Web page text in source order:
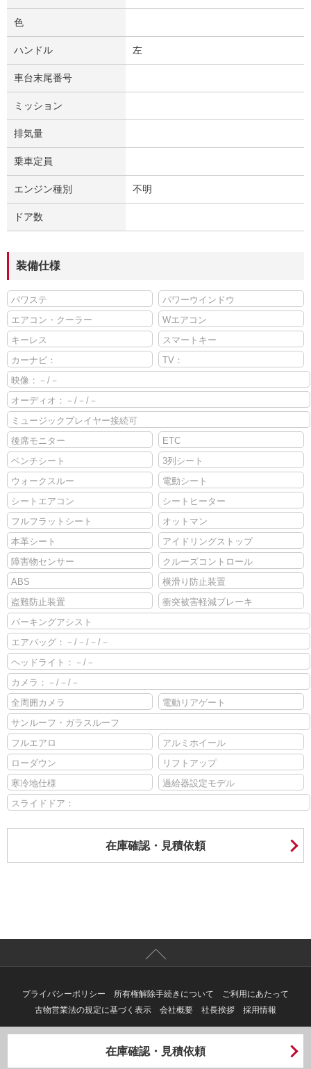
在庫確認・見積依頼
色
ハンドル 左
車台末尾番号
ミッション
排気量
乗車定員
エンジン種別 不明
ドア数
装備仕様
パワステ
パワーウインドウ
エアコン・クーラー
Wエアコン
キーレス
スマートキー
カーナビ：
TV：
映像：－/－
オーディオ：－/－/－
ミュージックプレイヤー接続可
後席モニター
ETC
ベンチシート
3列シート
ウォークスルー
電動シート
シートエアコン
シートヒーター
フルフラットシート
オットマン
本革シート
アイドリングストップ
障害物センサー
クルーズコントロール
ABS
横滑り防止装置
盗難防止装置
衝突被害軽減ブレーキ
パーキングアシスト
エアバッグ：－/－/－/－
ヘッドライト：－/－
カメラ：－/－/－
全周囲カメラ
電動リアゲート
サンルーフ・ガラスルーフ
フルエアロ
アルミホイール
ローダウン
リフトアップ
寒冷地仕様
過給器設定モデル
スライドドア：
在庫確認・見積依頼
プライバシーポリシー 所有権解除手続きについて
ご利用にあたって
古物営業法の規定に基づく表示
会社概要 社長挨拶 採用情報
古物商登録：埼玉県公安委員会 古物商許可証番号：第431350027290
2026 Nissan-Satio-Saitama Co.,Ltd All Rights Reserved.